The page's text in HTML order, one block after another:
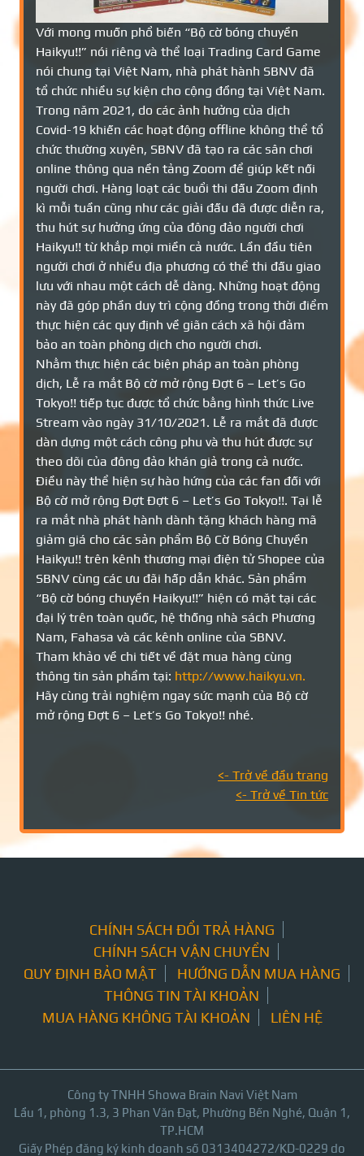
Với mong muốn phổ biến “Bộ cờ bóng chuyền
Haikyu!!” nói riêng và thể loại Trading Card Game
nói chung tại Việt Nam, nhà phát hành SBNV đã
tổ chức nhiều sự kiện cho cộng đồng tại Việt Nam.
Trong năm 2021, do các ảnh hưởng của dịch
Covid-19 khiến các hoạt động offline không thể tổ
chức thường xuyên, SBNV đã tạo ra các sân chơi
online thông qua nền tảng Zoom để giúp kết nối
người chơi. Hàng loạt các buổi thi đấu Zoom định
kì mỗi tuần cũng như các giải đấu đã được diễn ra,
thu hút sự hưởng ứng của đông đảo người chơi
Haikyu!! từ khắp mọi miền cả nước. Lần đầu tiên
người chơi ở nhiều địa phương có thể thi đấu giao
lưu với nhau một cách dễ dàng. Những hoạt động
này đã góp phần duy trì cộng đồng trong thời điểm
thực hiện các quy định về giãn cách xã hội đảm
bảo an toàn phòng dịch cho người chơi.
Nhằm thực hiện các biện pháp an toàn phòng
dịch, Lễ ra mắt Bộ cờ mở rộng Đợt 6 – Let’s Go
Tokyo!! tiếp tục được tổ chức bằng hình thức Live
Stream vào ngày 31/10/2021. Lễ ra mắt đã được
dàn dựng một cách công phu và thu hút được sự
theo dõi của đông đảo khán giả trong cả nước.
Điều này thể hiện sự hào hứng của các fan đối với
Bộ cờ mở rộng Đợt Đợt 6 – Let’s Go Tokyo!!. Tại lễ
ra mắt nhà phát hành dành tặng khách hàng mã
giảm giá cho các sản phẩm Bộ Cờ Bóng Chuyền
Haikyu!! trên kênh thương mại điện tử Shopee của
SBNV cùng các ưu đãi hấp dẫn khác. Sản phẩm
“Bộ cờ bóng chuyền Haikyu!!” hiện có mặt tại các
đại lý trên toàn quốc, hệ thống nhà sách Phương
Nam, Fahasa và các kênh online của SBNV.
Tham khảo về chi tiết về đặt mua hàng cùng
thông tin sản phẩm tại: http://www.haikyu.vn.
Hãy cùng trải nghiệm ngay sức mạnh của Bộ cờ
mở rộng Đợt 6 – Let’s Go Tokyo!! nhé.
<- Trở về đầu trang
<- Trở về Tin tức
CHÍNH SÁCH ĐỔI TRẢ HÀNG
CHÍNH SÁCH VẬN CHUYỂN
QUY ĐỊNH BẢO MẬT
HƯỚNG DẪN MUA HÀNG
THÔNG TIN TÀI KHOẢN
MUA HÀNG KHÔNG TÀI KHOẢN
LIÊN HỆ
Công ty TNHH Showa Brain Navi Việt Nam
Lầu 1, phòng 1.3, 3 Phan Văn Đạt, Phường Bến Nghé, Quận 1,
TP.HCM
Giấy Phép đăng ký kinh doanh số 0313404272/KD-0229 do